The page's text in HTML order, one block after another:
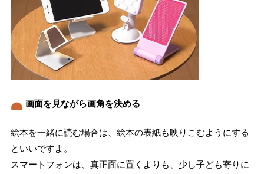
画面を見ながら画角を決める
絵本を一緒に読む場合は、絵本の表紙も映りこむようにする
といいですよ。
スマートフォンは、真正面に置くよりも、少し子ども寄りに